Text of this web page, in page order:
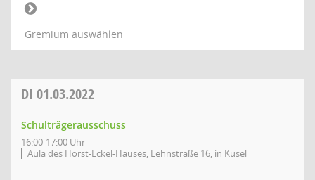
Gremium auswählen
DI 01.03.2022
Schulträgerausschuss
16:00-17:00 Uhr
Aula des Horst-Eckel-Hauses, Lehnstraße 16, in Kusel